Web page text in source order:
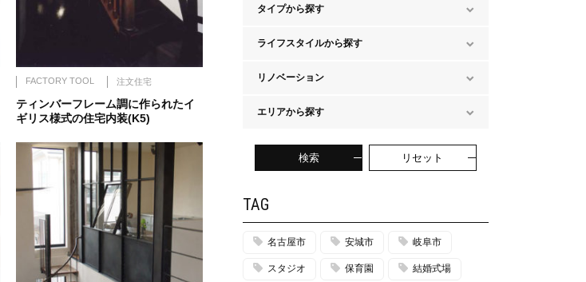
FACTORY TOOL 注文住宅
ティンバーフレーム調に作られたイ
ギリス様式の住宅内装(K5)
タイプから探す
ライフスタイルから探す
リノベーション
エリアから探す
検索 リセット
TAG
名古屋市 安城市 岐阜市
スタジオ 保育園 結婚式場